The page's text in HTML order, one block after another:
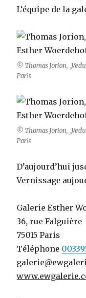
L‘équipe de la
© Thomas Jorion,
Paris
© Thomas Jorion,
Paris
D’aujourd’hui
Vernissage
Galerie Esther
36, rue Falguière
75015 Paris
Téléphone